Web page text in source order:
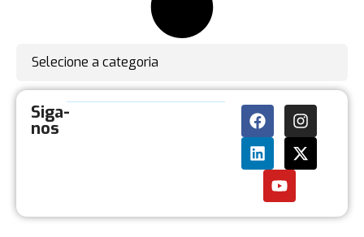
Selecione a categoria
Siga-
nos